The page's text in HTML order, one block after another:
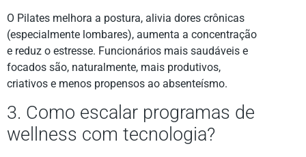
O Pilates melhora a postura, alivia dores crônicas
(especialmente lombares), aumenta a concentração
e reduz o estresse. Funcionários mais saudáveis e
focados são, naturalmente, mais produtivos,
criativos e menos propensos ao absenteísmo.
3. Como escalar programas de
wellness com tecnologia?